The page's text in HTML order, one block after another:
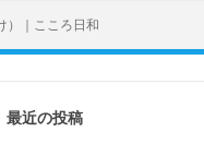
）｜こころ日和
最近の投稿